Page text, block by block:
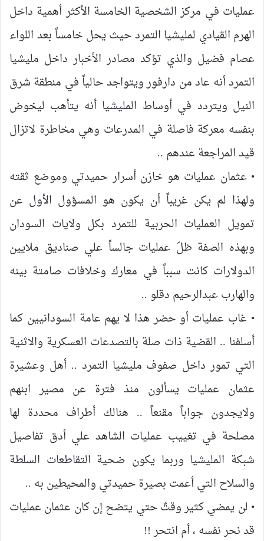
عمليات في مركز الشخصية الخامسة الأكثر أهمية داخل
الهرم القيادي لمليشيا التمرد حيث يحل خامساً بعد اللواء
عصام فضيل والذي تؤكد مصادر الأخبار داخل مليشيا
التمرد أنه عاد من دارفور ويتواجد حالياً في منطقة شرق
النيل ويتردد في أوساط المليشيا أنه يتأهب ليخوض
بنفسه معركة فاصلة في المدرعات وهي مخاطرة لاتزال
قيد المراجعة عندهم ..
• عثمان عمليات هو خازن أسرار حميدتي وموضع ثقته
ولهذا لم يكن غريباً أن يكون هو المسؤول الأول عن
تمويل العمليات الحربية للتمرد بكل ولايات السودان
وبهذه الصفة ظلّ عمليات جالساً علي صناديق ملايين
الدولارات كانت سبباً في معارك وخلافات صامتة بينه
والهارب عبدالرحيم دقلو ..
• غاب عمليات أو حضر هذا لا يهم عامة السودانيين كما
أسلفنا .. القضية ذات صلة بالتصدعات العسكرية والاثنية
التي تمور داخل صفوف مليشيا التمرد .. أهل وعشيرة
عثمان عمليات يسألون منذ فترة عن مصير ابنهم
ولايجدون جواباً مقنعاً .. هنالك أطراف محددة لها
مصلحة في تغييب عمليات الشاهد علي أدق تفاصيل
شبكة المليشيا وربما يكون ضحية التقاطعات السلطة
والسلاح التي أعمت بصيرة حميدتي والمحيطين به ..
• لن يمضي كثير وقتٌ حتي يتضح إن كان عثمان عمليات
قد نحر نفسه ، أم انتحر !!